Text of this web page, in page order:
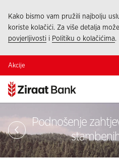
Kako bismo vam pružili najbolju
koriste kolačići. Za više detalja
povjerljivosti i Politiku o kolačićima.
Akcije
Podnošenje